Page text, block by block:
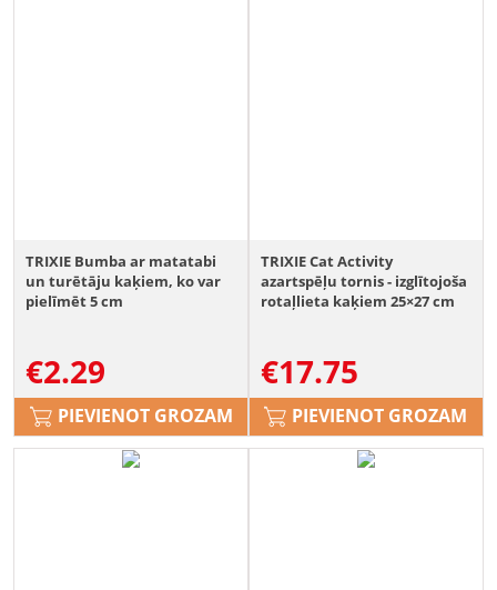
TRIXIE Bumba ar matatabi
un turētāju kaķiem, ko var
pielīmēt 5 cm
€2.29
PIEVIENOT GROZAM
TRIXIE Cat Activity
azartspēļu tornis - izglītojoša
rotaļlieta kaķiem 25×27 cm
€17.75
PIEVIENOT GROZAM